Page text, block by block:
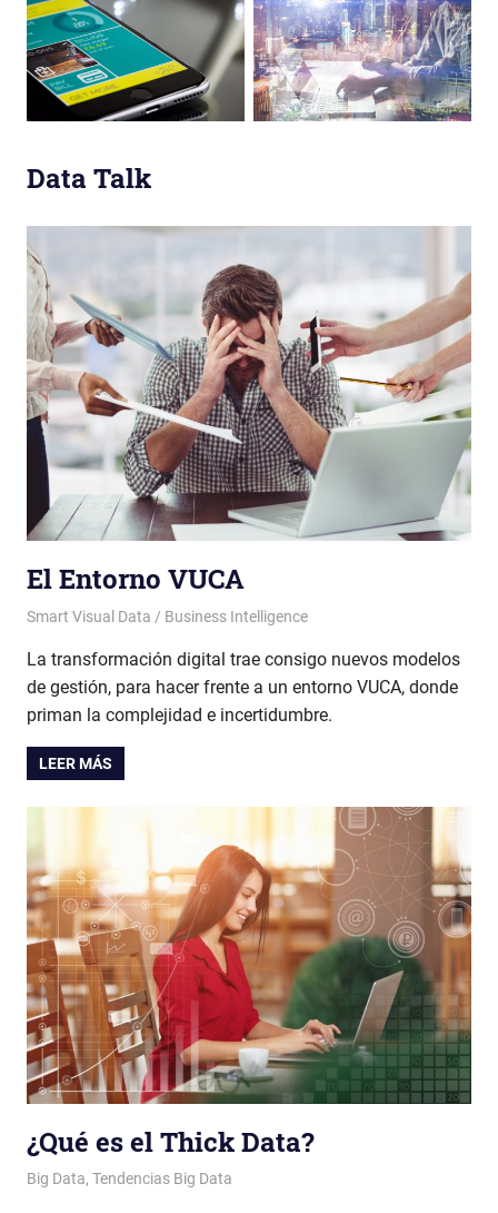
Data Talk
El Entorno VUCA
Patricia Nuño
Smart Visual Data / Business Intelligence
La transformación digital trae consigo nuevos modelos
de gestión, para hacer frente a un entorno VUCA, donde
priman la complejidad e incertidumbre.
LEER MÁS
¿Qué es el Thick Data?
Patricia Nuño
Big Data, Tendencias Big Data